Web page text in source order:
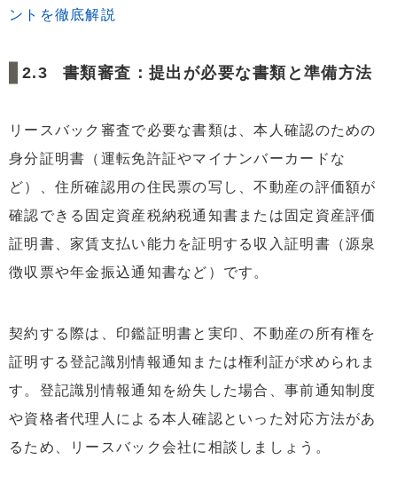
ントを徹底解説
書類審査：提出が必要な書類と準備方法
リースバック審査で必要な書類は、本人確認のための
身分証明書（運転免許証やマイナンバーカードな
ど）、住所確認用の住民票の写し、不動産の評価額が
確認できる固定資産税納税通知書または固定資産評価
証明書、家賃支払い能力を証明する収入証明書（源泉
徴収票や年金振込通知書など）です。
契約する際は、印鑑証明書と実印、不動産の所有権を
証明する登記識別情報通知または権利証が求められま
す。登記識別情報通知を紛失した場合、事前通知制度
や資格者代理人による本人確認といった対応方法があ
るため、リースバック会社に相談しましょう。